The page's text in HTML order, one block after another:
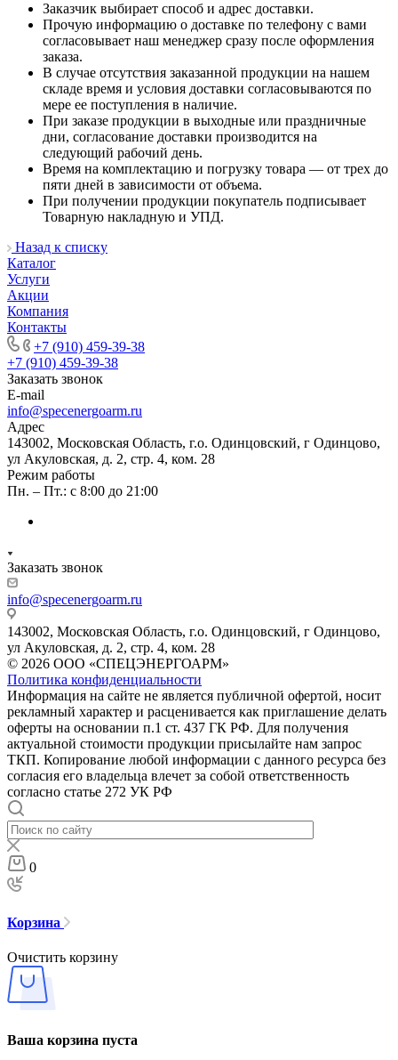
Заказчик выбирает способ и адрес доставки.
Прочую информацию о доставке по телефону с вами
согласовывает наш менеджер сразу после оформления
заказа.
В случае отсутствия заказанной продукции на нашем
складе время и условия доставки согласовываются по
мере ее поступления в наличие.
При заказе продукции в выходные или праздничные
дни, согласование доставки производится на
следующий рабочий день.
Время на комплектацию и погрузку товара — от трех до
пяти дней в зависимости от объема.
При получении продукции покупатель подписывает
Товарную накладную и УПД.
Назад к списку
Каталог
Услуги
Акции
Компания
Контакты
+7 (910) 459-39-38
+7 (910) 459-39-38
Заказать звонок
E-mail
info@specenergoarm.ru
Адрес
143002, Московская Область, г.о. Одинцовский, г Одинцово,
ул Акуловская, д. 2, стр. 4, ком. 28
Режим работы
Пн. – Пт.: с 8:00 до 21:00
Заказать звонок
info@specenergoarm.ru
143002, Московская Область, г.о. Одинцовский, г Одинцово,
ул Акуловская, д. 2, стр. 4, ком. 28
© 2026 ООО «СПЕЦЭНЕРГОАРМ»
Политика конфиденциальности
Информация на сайте не является публичной офертой, носит
рекламный характер и расценивается как приглашение делать
оферты на основании п.1 ст. 437 ГК РФ. Для получения
актуальной стоимости продукции присылайте нам запрос
ТКП. Копирование любой информации с данного ресурса без
согласия его владельца влечет за собой ответственность
согласно статье 272 УК РФ
0
Корзина
Очистить корзину
Ваша корзина пуста